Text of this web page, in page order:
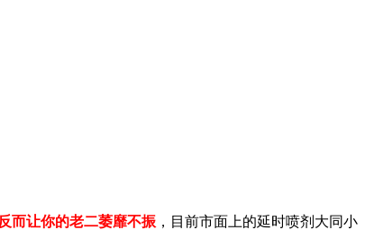
而让你的老二萎靡不振 ，目前市面上的延时喷剂大同小